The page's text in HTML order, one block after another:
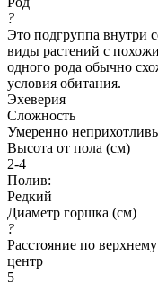
?
Это подгруппа внутри
виды растений с
одного рода обычно
условия обитания.
Эхеверия
Сложность
Умеренно
Высота от пола (см)
2-4
Полив:
Редкий
Диаметр горшка (см)
?
Расстояние по
центр
5